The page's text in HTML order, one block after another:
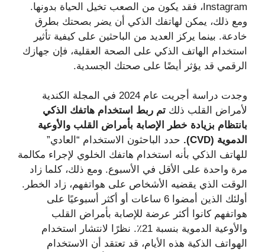
Instagram، فقد يكون من الصعب تخيل الحياة بدونها.
ومع ذلك، يمكن لهاتفك الذكي أن يضر بصحتك بطرق
خادعة. بينما يركز العديد من الباحثين على كيفية تأثير
استخدام الهاتف الذكي على الصحة العقلية، فإن جهازك
الرقمي قد يؤثر أيضًا على صحتك الجسدية.
وجدت دراسة أجريت عام 2024 في المجلة الكندية
لأمراض القلب ذلك تم ربط استخدام هاتفك الذكي
بانتظام بزيادة خطر الإصابة بأمراض القلب والأوعية
الدموية (CVD).
حدد الباحثون الاستخدام “العادي”
للهاتف الذكي بأنه استخدام هاتفك الخلوي لإجراء مكالمة
مرة واحدة على الأقل في الأسبوع. ومع ذلك، كلما زاد
الوقت الذي يقضيه الأشخاص على هواتفهم، زاد الخطر.
أولئك الذين أمضوا 6 ساعات أو أكثر أسبوعيًا على
هواتفهم كانوا أكثر عرضة للإصابة بأمراض القلب
والأوعية الدموية بنسبة 21٪. نظرًا لانتشار استخدام
الهواتف الذكية هذه الأيام، قد تعتقد أن الاستخدام